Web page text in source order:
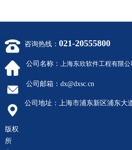
咨询热线：021-20555800
公司名称：上海东欣软件工程有限公
公司邮箱：dx@dxsc.cn
版权
所
公司地址：上海市浦东新区浦东大